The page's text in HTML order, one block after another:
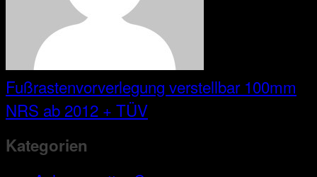
Fußrastenvorverlegung verstellbar 100mm
NRS ab 2012 + TÜV
Kategorien